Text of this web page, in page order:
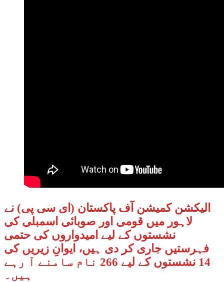
الیکشن کمیشن آف پاکستان (ای سی پی) نے
لاہور میں قومی اور صوبائی اسمبلی کی
نشستوں کے لیے امیدواروں کی حتمی
فہرستیں جاری کر دی ہیں، ایوانِ زیریں کی
14 نشستوں کے لیے 266 نام سامنے آ رہے
ہیں۔